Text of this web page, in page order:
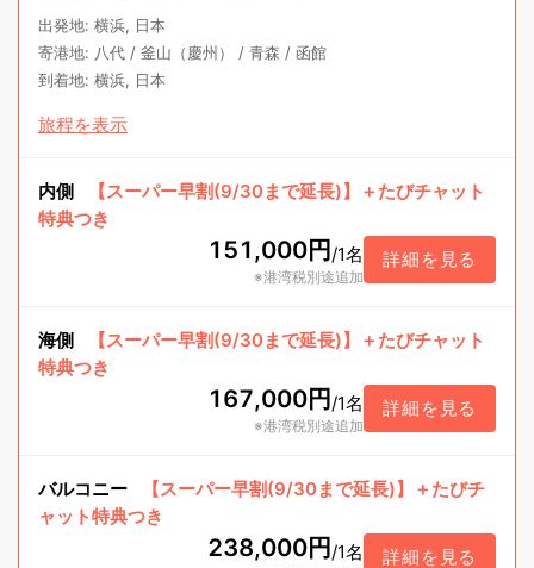
出発地: 横浜, 日本
寄港地: 八代 / 釜山（慶州） / 青森 / 函館
到着地: 横浜, 日本
旅程を表示
内側
【スーパー早割(9/30まで延長)】＋たびチャット
特典つき
151,000円/1名
※港湾税別途追加
詳細を見る
海側
【スーパー早割(9/30まで延長)】＋たびチャット
特典つき
167,000円/1名
※港湾税別途追加
詳細を見る
バルコニー
【スーパー早割(9/30まで延長)】＋たびチ
ャット特典つき
238,000円/1名 詳細を見る